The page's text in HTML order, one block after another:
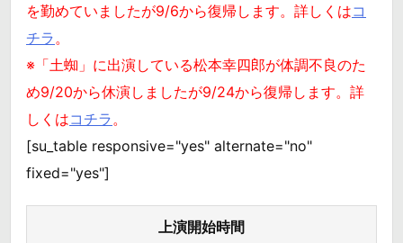
を勤めていましたが9/6から復帰します。詳しくはコ
チラ 。
※「土蜘」に出演している松本幸四郎が体調不良のた
め9/20から休演しましたが9/24から復帰します。詳
しくはコチラ 。
[su_table responsive="yes" alternate="no"
fixed="yes"]
上演開始時間